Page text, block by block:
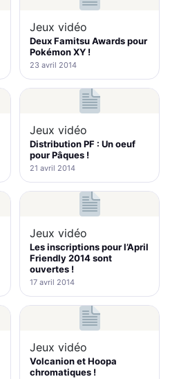
Jeux vidéo
Deux Famitsu Awards pour
Pokémon XY !
23 avril 2014
Jeux vidéo
Distribution PF : Un oeuf
pour Pâques !
21 avril 2014
Jeux vidéo
Les inscriptions pour l’April
Friendly 2014 sont
ouvertes !
17 avril 2014
Jeux vidéo
Volcanion et Hoopa
chromatiques !